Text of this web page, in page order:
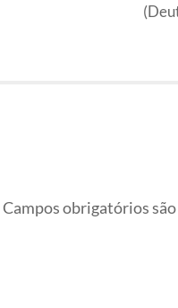
Campos obrigatórios